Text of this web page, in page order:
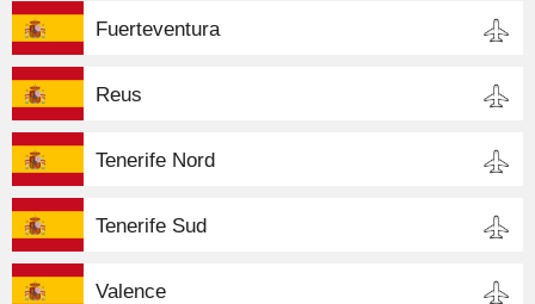
Fuerteventura
Reus
Tenerife Nord
Tenerife Sud
Valence